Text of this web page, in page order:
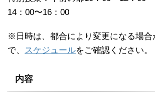
14：00〜16：00
※日時は、都合により変更になる場合
で、
スケジュールをご確認ください。
内容